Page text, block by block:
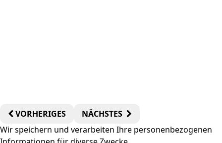
VORHERIGES
NÄCHSTES
Wir speichern und verarbeiten Ihre personenbezogenen